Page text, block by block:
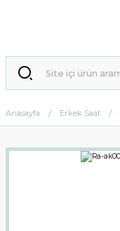
Anasayfa Erkek Saat